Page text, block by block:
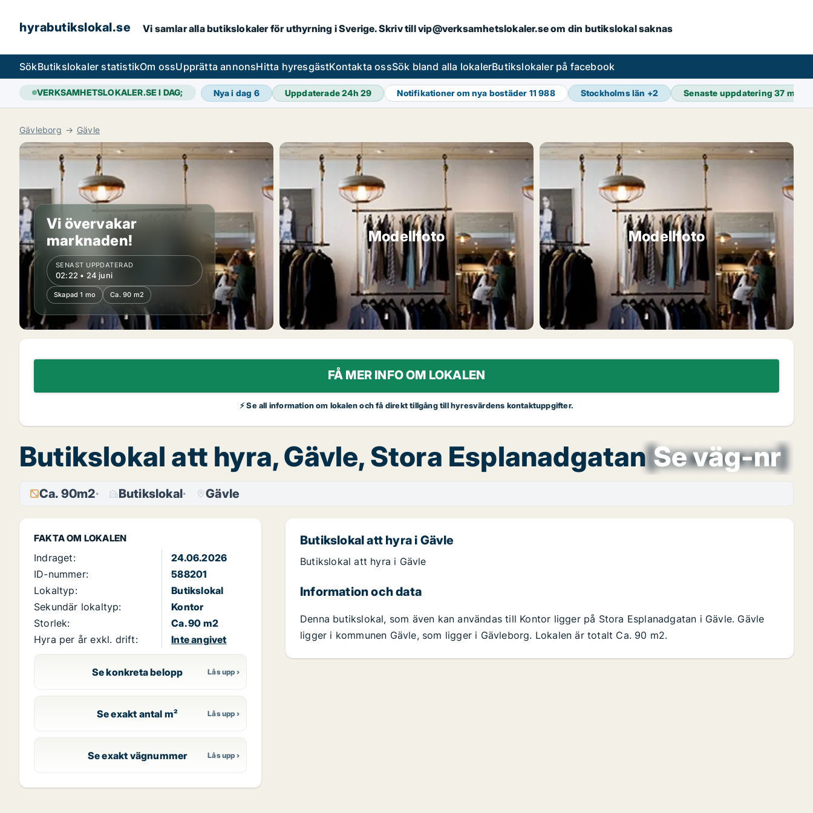
hyrabutikslokal.se Vi samlar alla butikslokaler för uthyrning i Sverige. Skriv till vip@verksamhetslokaler.se om din butikslokal saknas
SökButikslokaler statistikOm ossUpprätta annonsHitta hyresgästKontakta ossSök bland alla lokalerButikslokaler på facebook
VERKSAMHETSLOKALER.SE I DAG; Nya i dag 6 Uppdaterade 24h29 Notifikationer om nya bostäder 11 988 Stockholms län +2 Senaste uppdatering37 min
Gävleborg Gävle
Vi övervakar
marknaden!
SENAST UPPDATERAD
02:22 • 24 juni
Skapad 1 mo Ca. 90 m2
Modellfoto Modellfoto
FÅ MER INFO OM LOKALEN
⚡ Se all information om lokalen och få direkt tillgång till hyresvärdens kontaktuppgifter.
Butikslokal att hyra, Gävle, Stora Esplanadgatan Se väg-nr
[xxxxxxxx]
Ca. 90m2 Butikslokal Gävle
FAKTA OM LOKALEN
Indraget:
24.06.2026
ID-nummer:
588201
Lokaltyp:
Butikslokal
Sekundär lokaltyp:
Kontor
Storlek:
Ca. 90 m2
Hyra per år exkl. drift:
Inte angivet
Se konkreta belopp
Se exakt antal m²
Se exakt vägnummer
Butikslokal att hyra i Gävle
Butikslokal att hyra i Gävle
Information och data
Denna butikslokal, som även kan användas till Kontor ligger på Stora Esplanadgatan i Gävle. Gävle
ligger i kommunen Gävle, som ligger i Gävleborg. Lokalen är totalt Ca. 90 m2.